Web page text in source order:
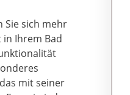
das Chic
ästhetisches
in jedem
Das
Farbe
Sie sich mehr
Ihrem Bad
mit seiner